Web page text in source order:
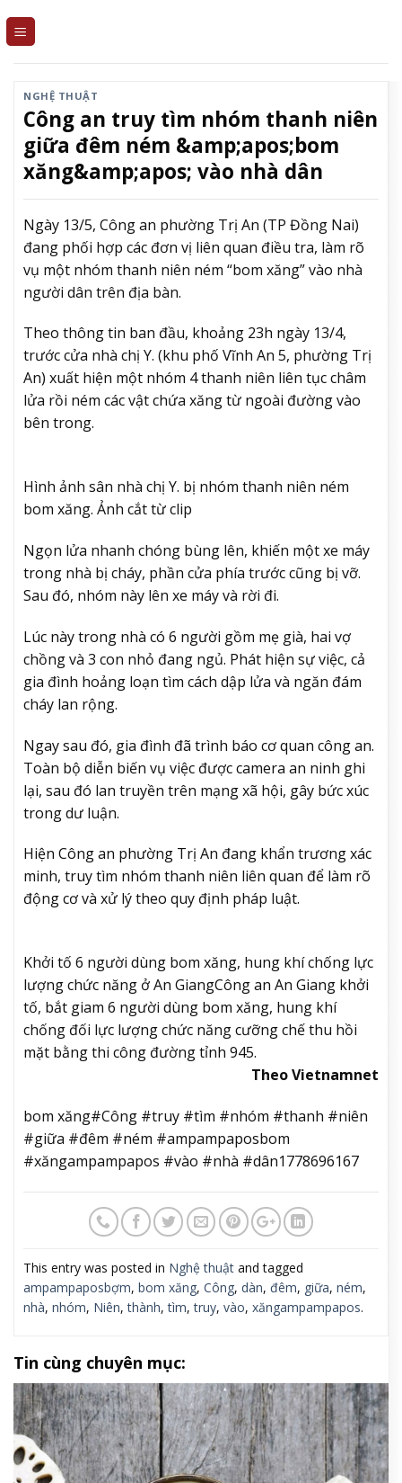
NGHỆ THUẬT
Công an truy tìm nhóm thanh niên
giữa đêm ném &amp;apos;bom
xăng&amp;apos; vào nhà dân
Ngày 13/5, Công an phường Trị An (TP Đồng Nai)
đang phối hợp các đơn vị liên quan điều tra, làm rõ
vụ một nhóm thanh niên ném “bom xăng” vào nhà
người dân trên địa bàn.
Theo thông tin ban đầu, khoảng 23h ngày 13/4,
trước cửa nhà chị Y. (khu phố Vĩnh An 5, phường Trị
An) xuất hiện một nhóm 4 thanh niên liên tục châm
lửa rồi ném các vật chứa xăng từ ngoài đường vào
bên trong.
Hình ảnh sân nhà chị Y. bị nhóm thanh niên ném
bom xăng. Ảnh cắt từ clip
Ngọn lửa nhanh chóng bùng lên, khiến một xe máy
trong nhà bị cháy, phần cửa phía trước cũng bị vỡ.
Sau đó, nhóm này lên xe máy và rời đi.
Lúc này trong nhà có 6 người gồm mẹ già, hai vợ
chồng và 3 con nhỏ đang ngủ. Phát hiện sự việc, cả
gia đình hoảng loạn tìm cách dập lửa và ngăn đám
cháy lan rộng.
Ngay sau đó, gia đình đã trình báo cơ quan công an.
Toàn bộ diễn biến vụ việc được camera an ninh ghi
lại, sau đó lan truyền trên mạng xã hội, gây bức xúc
trong dư luận.
Hiện Công an phường Trị An đang khẩn trương xác
minh, truy tìm nhóm thanh niên liên quan để làm rõ
động cơ và xử lý theo quy định pháp luật.
Khởi tố 6 người dùng bom xăng, hung khí chống lực
lượng chức năng ở An GiangCông an An Giang khởi
tố, bắt giam 6 người dùng bom xăng, hung khí
chống đối lực lượng chức năng cưỡng chế thu hồi
mặt bằng thi công đường tỉnh 945.
Theo Vietnamnet
bom xăng#Công #truy #tìm #nhóm #thanh #niên
#giữa #đêm #ném #ampampaposbom
#xăngampampapos #vào #nhà #dân1778696167
This entry was posted in Nghệ thuật and tagged
ampampaposbợm, bom xăng, Công, dàn, đêm, giữa, ném,
nhà, nhóm, Niên,thành,tìm,truy, vào, xăngampampapos.
Tin cùng chuyên mục: